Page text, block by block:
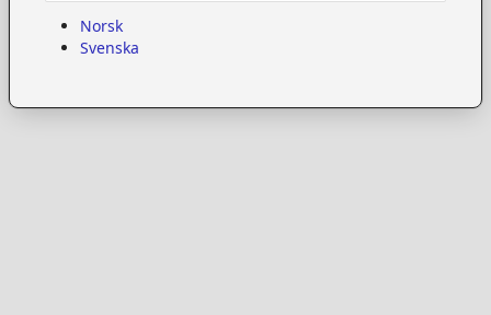
Norsk
Svenska